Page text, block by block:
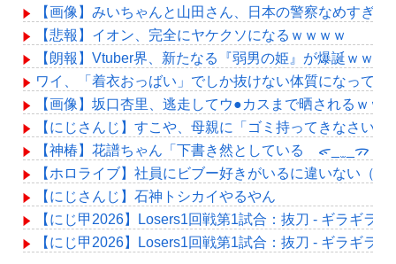
【画像】みいちゃんと山田さん、日本の警察なめすぎ
【悲報】イオン、完全にヤケクソになるｗｗｗｗ
【朗報】Vtuber界、新たなる『弱男の姫』が爆誕ｗｗｗ
ワイ、「着衣おっばい」でしか抜けない体質になってし
【画像】坂口杏里、逃走してウ●カスまで晒されるｗｗ
【にじさんじ】すこや、母親に「ゴミ持ってきなさい
【神椿】花譜ちゃん「下書き然としている ᯠ_ ̫ _ᯄ Ⳋ
【ホロライブ】社員にビブー好きがいるに違いない（確
【にじさんじ】石神トシカイやるやん
【にじ甲2026】Losers1回戦第1試合：抜刀 - ギラギラ
【にじ甲2026】Losers1回戦第1試合：抜刀 - ギラギラ